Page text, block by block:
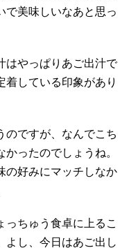
で美味しいなあと思っ
はやっぱりあご出汁で
着している印象があり
のですが、なんでこち
ったのでしょうね。
の好みにマッチしなか
っちゅう食卓に上るこ
よし、今日はあご出し